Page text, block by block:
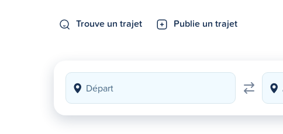
Trouve un trajet Publie un trajet